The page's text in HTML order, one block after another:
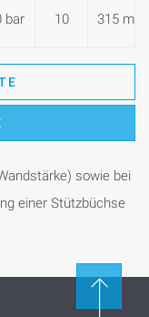
bar 10 315 mm
sowie bei
einer Stützbüchse